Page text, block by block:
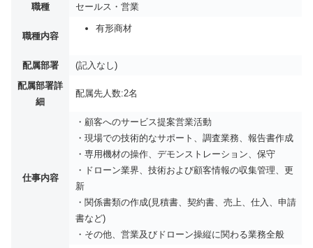
職種 セールス・営業
職種内容
有形商材
配属部署
(記入なし)
配属部署詳
細
配属先人数:2名
仕事内容
・顧客へのサービス提案営業活動
・現場での技術的なサポート、調査業務、報告書作成
・専用機材の操作、デモンストレーション、保守
・ドローン業界、技術および顧客情報の収集管理、更
新
・関係書類の作成(見積書、契約書、売上、仕入、申請
書など)
・その他、営業及びドローン操縦に関わる業務全般